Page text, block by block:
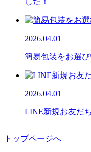
2026.04.01
簡易包装をお選
2026.04.01
LINE新規お友だ
トップページへ